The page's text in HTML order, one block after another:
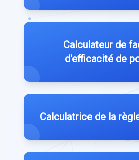
Calculateur de
d'efficacité de
Calculatrice de la